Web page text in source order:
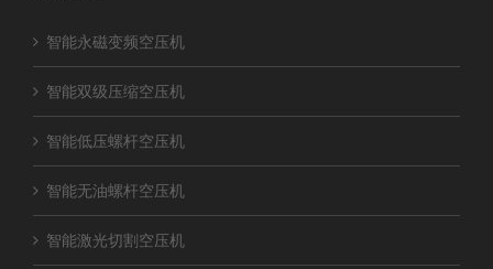
智能永磁变频空压机
智能双级压缩空压机
智能低压螺杆空压机
智能无油螺杆空压机
智能激光切割空压机